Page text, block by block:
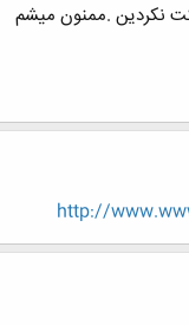
نکردین .ممنون میشم
http://